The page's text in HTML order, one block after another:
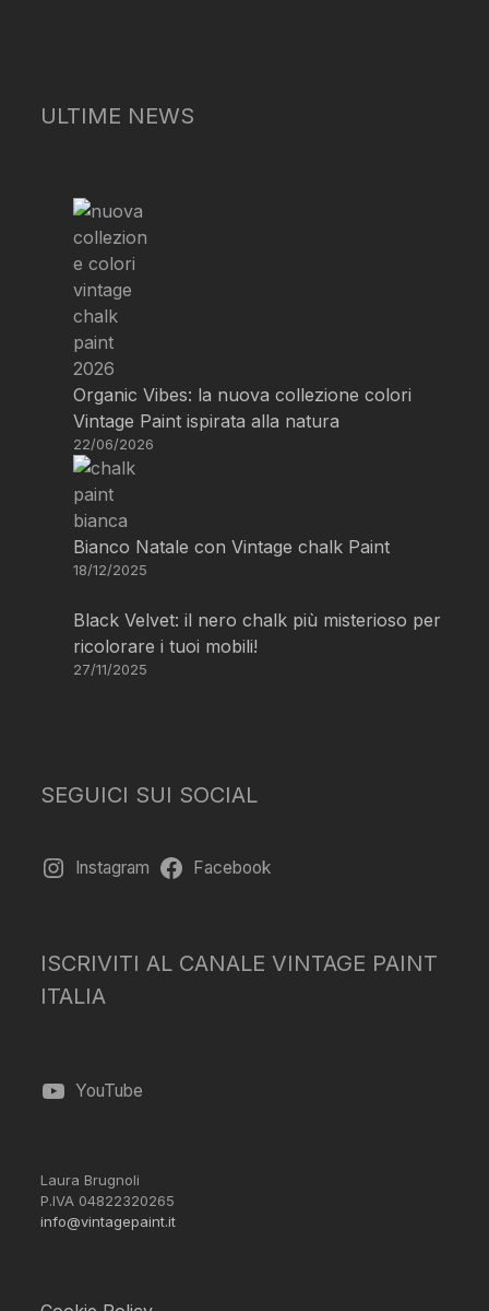
ULTIME NEWS
Organic Vibes: la nuova collezione colori
Vintage Paint ispirata alla natura
22/06/2026
Bianco Natale con Vintage chalk Paint
18/12/2025
Black Velvet: il nero chalk più misterioso per
ricolorare i tuoi mobili!
27/11/2025
SEGUICI SUI SOCIAL
Instagram Facebook
ISCRIVITI AL CANALE VINTAGE PAINT
ITALIA
YouTube
Laura Brugnoli
P.IVA 04822320265
info@vintagepaint.it